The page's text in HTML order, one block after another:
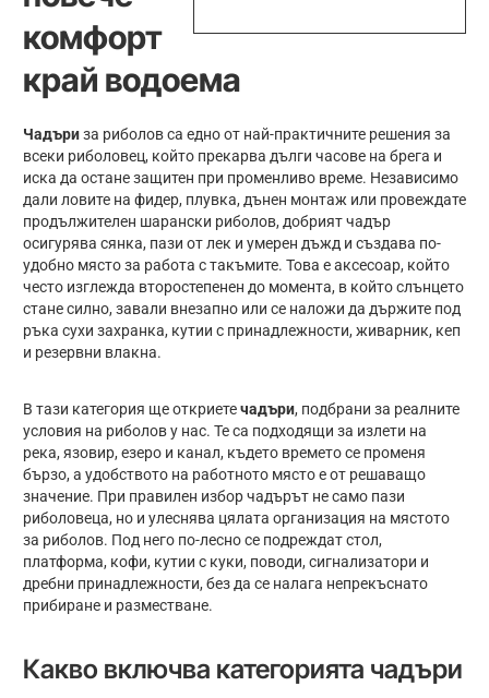
комфорт
край водоема
Чадъриза риболов са едно от най-практичните решения за
всеки риболовец, който прекарва дълги часове на брега и
иска да остане защитен при променливо време. Независимо
дали ловите на фидер, плувка, дънен монтаж или провеждате
продължителен шарански риболов, добрият чадър
осигурява сянка, пази от лек и умерен дъжд и създава по-
удобно място за работа с такъмите. Това е аксесоар, който
често изглежда второстепенен до момента, в който слънцето
стане силно, завали внезапно или се наложи да държите под
ръка сухи захранка, кутии с принадлежности, живарник, кеп
и резервни влакна.
В тази категория ще откриетечадъри, подбрани за реалните
условия на риболов у нас. Те са подходящи за излети на
река, язовир, езеро и канал, където времето се променя
бързо, а удобството на работното място е от решаващо
значение. При правилен избор чадърът не само пази
риболовеца, но и улеснява цялата организация на мястото
за риболов. Под него по-лесно се подреждат стол,
платформа, кофи, кутии с куки, поводи, сигнализатори и
дребни принадлежности, без да се налага непрекъснато
прибиране и разместване.
Какво включва категорията чадъри